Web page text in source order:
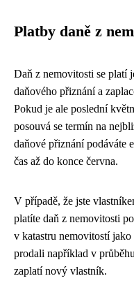
Platby daně z
Daň z nemovitosti se platí
daňového přiznání a
Pokud je ale poslední
posouvá se termín na
daňové přiznání podáváte
čas až do konce června.
V případě, že jste
platíte daň z nemovitosti
v katastru nemovitostí
prodali například v
zaplatí nový vlastník.